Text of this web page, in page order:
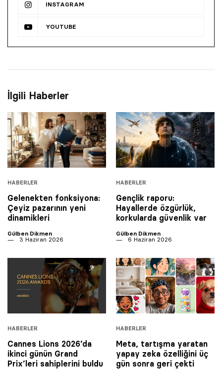
INSTAGRAM
YOUTUBE
İlgili Haberler
HABERLER
Gelenekten fonksiyona:
Çeyiz pazarının yeni
dinamikleri
Gülben Dikmen
3 Haziran 2026
HABERLER
Gençlik raporu:
Hayallerde özgürlük,
korkularda güvenlik var
Gülben Dikmen
6 Haziran 2026
HABERLER
Cannes Lions 2026’da
ikinci günün Grand
Prix’leri sahiplerini buldu
HABERLER
Meta, tartışma yaratan
yapay zeka özelliğini üç
gün sonra geri çekti